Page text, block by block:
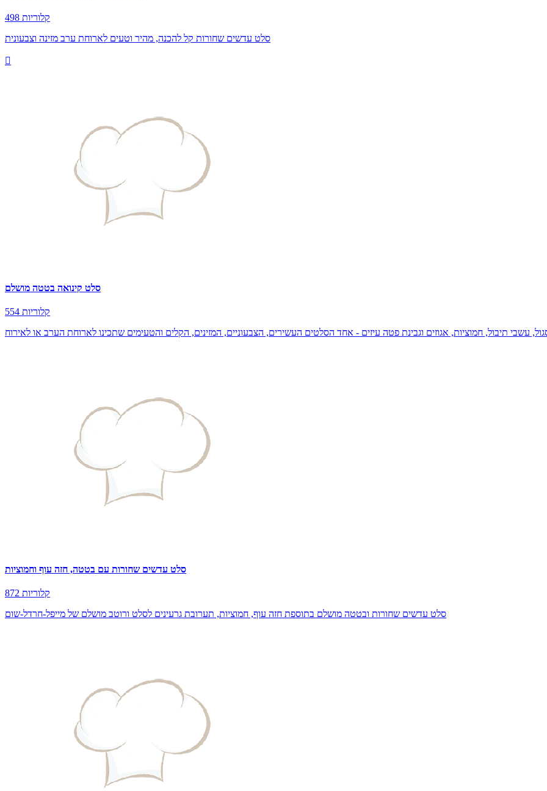
498 קלוריות
סלט עדשים שחורות קל להכנה, מהיר וטעים לארוחת ערב מזינה וצבעונית

סלט קינואה בטטה מושלם
554 קלוריות
עשבי תיבול, חמוציות, אגוזים וגבינת פטה עיזים - אחד הסלטים העשירים, הצבעוניים, המזינים, הקלים והטעימים שתכינו לארוחת הערב או לאירוח
סלט עדשים שחורות עם בטטה, חזה עוף וחמוציות
872 קלוריות
סלט עדשים שחורות ובטטה מושלם בתוספת חזה עוף, חמוציות, תערובת גרעינים לסלט ורוטב מושלם של מייפל-חרדל-שום